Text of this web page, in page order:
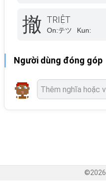
撤 TRIỆT
On:テツ Kun:
Người dùng đóng góp
©2026